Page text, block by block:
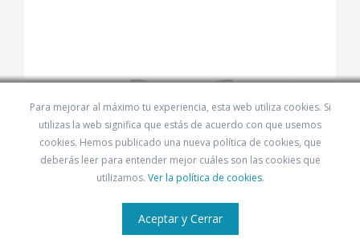
Para mejorar al máximo tu experiencia, esta web utiliza cookies. Si
utilizas la web significa que estás de acuerdo con que usemos
cookies. Hemos publicado una nueva política de cookies, que
deberás leer para entender mejor cuáles son las cookies que
utilizamos. Ver la política de cookies.
Aceptar y Cerrar